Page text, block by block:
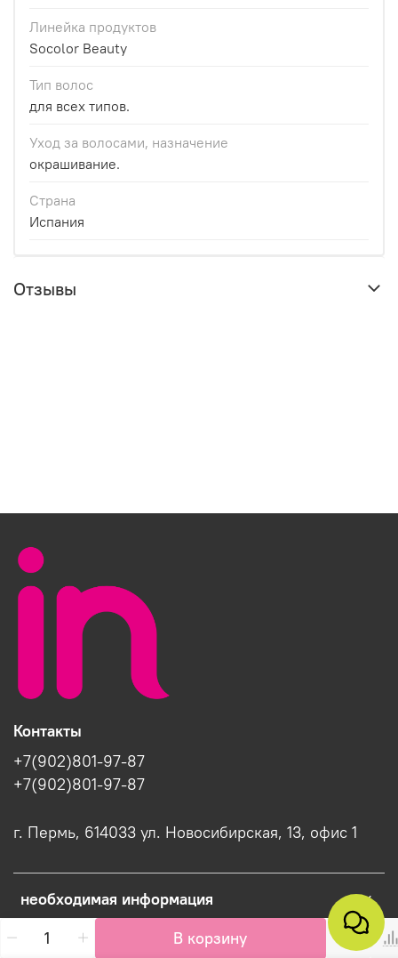
В корзину
Линейка продуктов
Socolor Beauty
Тип волос
для всех типов.
Уход за волосами, назначение
окрашивание.
Страна
Испания
Отзывы
необходимая информация
Контакты
+7(902)801-97-87
+7(902)801-97-87
г. Пермь, 614033 ул. Новосибирская, 13, офис 1